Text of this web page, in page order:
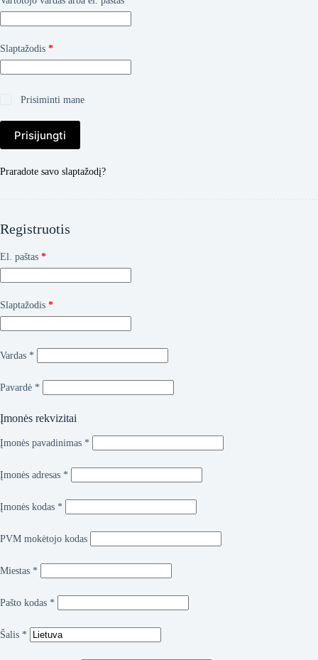
Slaptažodis *Privalomas
Prisiminti mane
Prisijungti
Praradote savo slaptažodį?
Registruotis
El. paštas *Privalomas
Slaptažodis *Privalomas
Vardas *
Pavardė *
Įmonės rekvizitai
Įmonės pavadinimas *
Įmonės adresas *
Įmonės kodas *
PVM mokėtojo kodas
Miestas *
Pašto kodas *
Šalis *